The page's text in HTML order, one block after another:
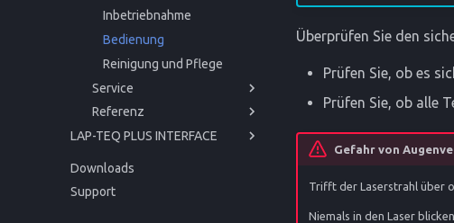
Reinigung und Pflege
Kalibrierung
Lagerung
Entsorgung
Technische Daten
CE-Konformitätserklärung
Produktbeschreibung
Reinigung und Pflege
Störungen und Hilfe
Lagerung
Entsorgung
Referenz
Technische Daten
CE-Konformitätserklärung
Zu Ihrer Sicherheit
Produktbeschreibung
Inbetriebnahme
Bedienung
Reinigung und Pflege
Service
Störungen und Hilfe
Trigonometrische Korrektur
Lagerung
Entsorgung
Referenz
Technische Daten
CE-Konformitätserklärung
LAP-TEQ PLUS INTERFACE
Bedienungsanleitung
Einstieg
Downloads
Support
Überprüfen Sie den
Prüfen Sie, ob es
Prüfen Sie, ob alle
Gefahr von
Trifft der Laserstrahl über
Niemals in den Laser